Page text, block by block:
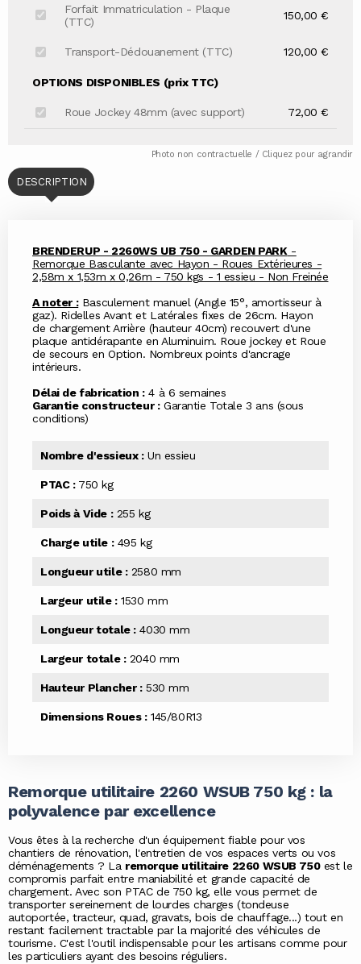
Forfait Immatriculation - Plaque
(TTC)
150,00 €
Transport-Dédouanement (TTC) 120,00 €
OPTIONS DISPONIBLES (prix TTC)
Roue Jockey 48mm (avec support) 72,00 €
Photo non contractuelle / Cliquez pour agrandir
DESCRIPTION
BRENDERUP - 2260WS UB 750 - GARDEN PARK -
Remorque Basculante avec Hayon - Roues Extérieures -
2,58m x 1,53m x 0,26m - 750 kgs - 1 essieu - Non Freinée
A noter :Basculement manuel (Angle 15°, amortisseur à
gaz). Ridelles Avant et Latérales fixes de 26cm. Hayon
de chargement Arrière (hauteur 40cm) recouvert d'une
plaque antidérapante en Aluminuim. Roue jockey et Roue
de secours en Option. Nombreux points d'ancrage
intérieurs.
Délai de fabrication :4 à 6 semaines
Garantie constructeur :Garantie Totale 3 ans (sous
conditions)
Nombre d'essieux :Un essieu
PTAC :750 kg
Poids à Vide :255 kg
Charge utile :495 kg
Longueur utile :2580 mm
Largeur utile :1530 mm
Longueur totale :4030 mm
Largeur totale :2040 mm
Hauteur Plancher :530 mm
Dimensions Roues :145/80R13
Remorque utilitaire 2260 WSUB 750 kg : la
polyvalence par excellence
Vous êtes à la recherche d'un équipement fiable pour vos
chantiers de rénovation, l'entretien de vos espaces verts ou vos
déménagements ? La remorque utilitaire 2260 WSUB 750est le
compromis parfait entre maniabilité et grande capacité de
chargement. Avec son PTAC de 750 kg, elle vous permet de
transporter sereinement de lourdes charges (tondeuse
autoportée, tracteur, quad, gravats, bois de chauffage...) tout en
restant facilement tractable par la majorité des véhicules de
tourisme. C'est l'outil indispensable pour les artisans comme pour
les particuliers ayant des besoins réguliers.